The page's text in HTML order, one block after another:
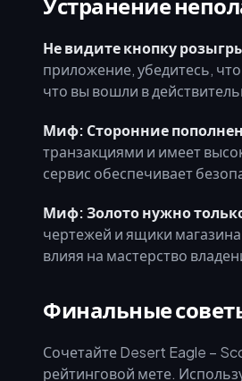
Устранение
Не видите кнопку
приложение, убедитесь,
что вы вошли в
Миф: Сторонние
транзакциями и имеет
сервис обеспечивает
Миф: Золото нужно
чертежей и ящики
влияя на мастерство
Финальные
Сочетайте Desert Eagle –
рейтинговой мете.